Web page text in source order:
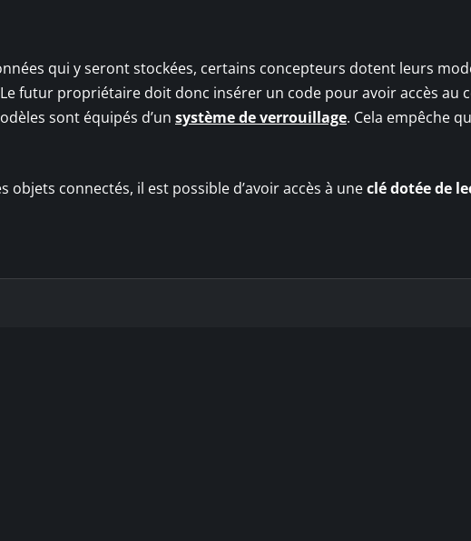
qui y seront stockées, certains concepteurs dotent leurs
futur propriétaire doit donc insérer un code pour avoir accès au
sont équipés d’un système de verrouillage. Cela empêche
objets connectés, il est possible d’avoir accès à uneclé dotée de